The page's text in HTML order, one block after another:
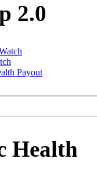
2.0
Payout
Health